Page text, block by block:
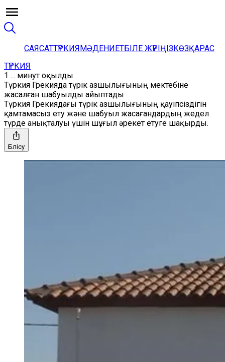
САЯСАТТҮРКИЯМӘДЕНИЕТБІЛЕ ЖҮРІҢІЗКӨЗҚАРАС
ТҮРКИЯ
1 ... минут оқылды
Түркия Грекияда түрік азшылығының мектебіне
жасалған шабуылды айыптады
Түркия Грекиядағы түрік азшылығының қауіпсіздігін
қамтамасыз ету және шабуыл жасағандардың жедел
түрде анықталуы үшін шұғыл әрекет етуге шақырды.
Бөлісу